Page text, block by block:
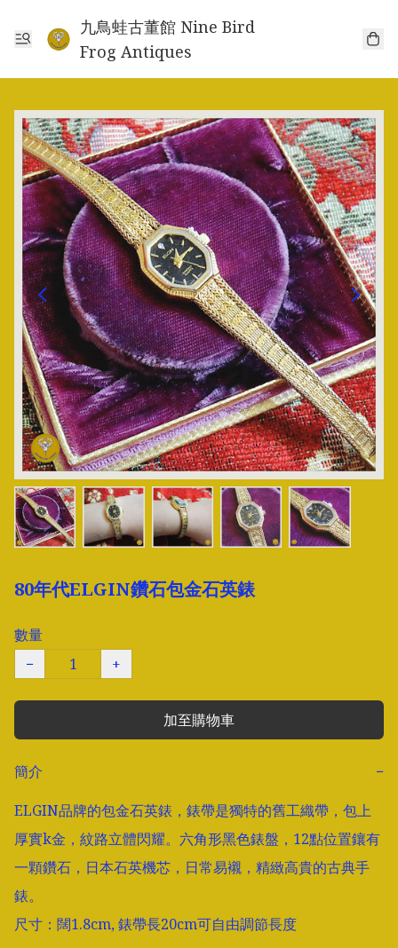
九鳥蛙古董館 Nine Bird
Frog Antiques
80年代ELGIN鑽石包金石英錶
數量
−
+
加至購物車
簡介
−
ELGIN品牌的包金石英錶，錶帶是獨特的舊工織帶，包上
厚實k金，紋路立體閃耀。六角形黑色錶盤，12點位置鑲有
一顆鑽石，日本石英機芯，日常易襯，精緻高貴的古典手
錶。
尺寸：闊1.8cm, 錶帶長20cm可自由調節長度